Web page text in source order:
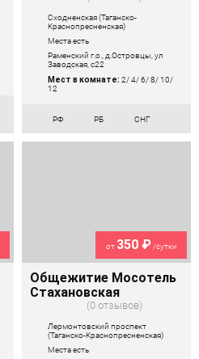
Сходненская (Таганско-
Краснопресненская)
Места есть
Раменский г.о., д.Островцы, ул
Заводская, с22
Мест в комнате: 2/ 4/ 6/ 8/ 10/
12
РФ РБ СНГ
от 350 ₽/сутки
Общежитие Мосотель
Стахановская
0 отзывов
Лермонтовский проспект
(Таганско-Краснопресненская)
Места есть